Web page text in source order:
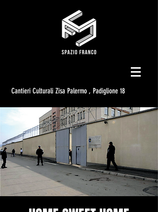
Cantieri Culturali Zisa Palermo , Padiglione 18